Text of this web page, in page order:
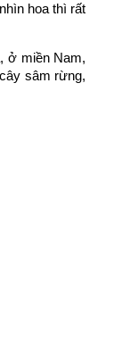
hoa thì rất
ở miền Nam,
sâm rừng,